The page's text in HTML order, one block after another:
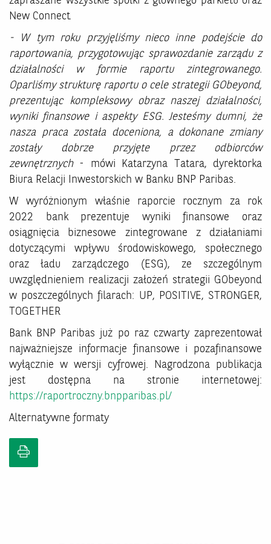
New Connect.
- W tym roku przyjęliśmy nieco inne podejście do
raportowania, przygotowując sprawozdanie zarządu z
działalności w formie raportu zintegrowanego.
Oparliśmy strukturę raportu o cele strategii GObeyond,
prezentując kompleksowy obraz naszej działalności,
wyniki finansowe i aspekty ESG. Jesteśmy dumni, że
nasza praca została doceniona, a dokonane zmiany
zostały dobrze przyjęte przez odbiorców
zewnętrznych- mówi Katarzyna Tatara, dyrektorka
Biura Relacji Inwestorskich w Banku BNP Paribas.
W wyróżnionym właśnie raporcie rocznym za rok
2022 bank prezentuje wyniki finansowe oraz
osiągnięcia biznesowe zintegrowane z działaniami
dotyczącymi wpływu środowiskowego, społecznego
oraz ładu zarządczego (ESG), ze szczególnym
uwzględnieniem realizacji założeń strategii GObeyond
w poszczególnych filarach: UP, POSITIVE, STRONGER,
TOGETHER.
Bank BNP Paribas już po raz czwarty zaprezentował
najważniejsze informacje finansowe i pozafinansowe
wyłącznie w wersji cyfrowej. Nagrodzona publikacja
jest dostępna na stronie internetowej:
https://raportroczny.bnpparibas.pl/
Alternatywne formaty